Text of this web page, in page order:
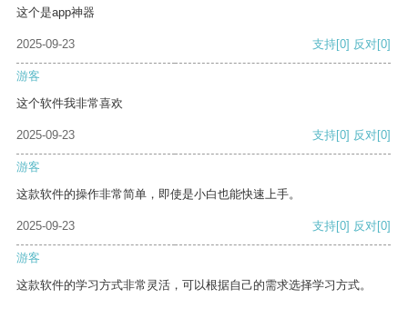
这个是app神器
2025-09-23 支持[0] 反对[0]
游客
这个软件我非常喜欢
2025-09-23 支持[0] 反对[0]
游客
这款软件的操作非常简单，即使是小白也能快速上手。
2025-09-23 支持[0] 反对[0]
游客
这款软件的学习方式非常灵活，可以根据自己的需求选择学习方式。